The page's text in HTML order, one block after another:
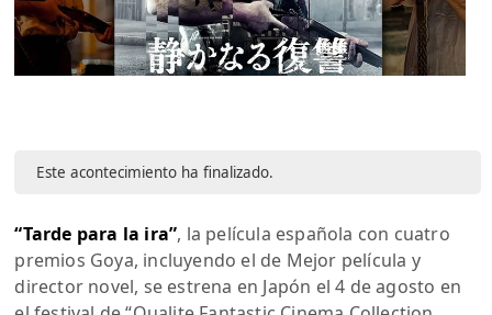
Este acontecimiento ha finalizado.
“Tarde para la ira”, la película española con cuatro
premios Goya, incluyendo el de Mejor película y
director novel, se estrena en Japón el 4 de agosto en